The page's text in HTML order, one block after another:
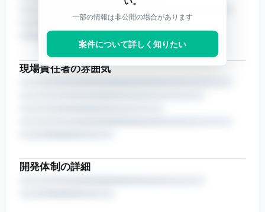
現場責任者の雰囲気
開発体制の詳細
一部の情報は非公開の場合があります
案件について詳しく知りたい